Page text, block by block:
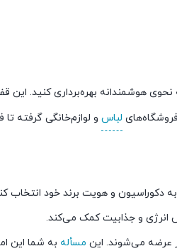
هوشمندانه بهره‌برداری کنید. این
لباس و لوازم‌خانگی گرفته
دکوراسیون و هویت برند خود انتخاب
انرژی و جذابیت کمک می‌کند.
مسأله به شما این